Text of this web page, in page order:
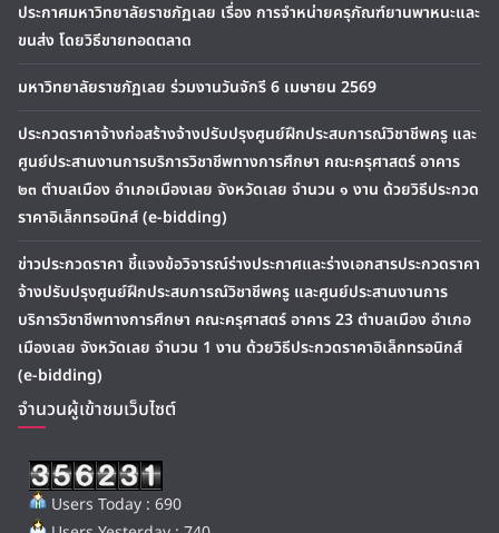
ประกาศมหาวิทยาลัยราชภัฏเลย เรื่อง การจำหน่ายครุภัณฑ์ยานพาหนะและ
ขนส่ง โดยวิธีขายทอดตลาด
มหาวิทยาลัยราชภัฏเลย ร่วมงานวันจักรี 6 เมษายน 2569
ประกวดราคาจ้างก่อสร้างจ้างปรับปรุงศูนย์ฝึกประสบการณ์วิชาชีพครู และ
ศูนย์ประสานงานการบริการวิชาชีพทางการศึกษา คณะครุศาสตร์ อาคาร
๒๓ ตำบลเมือง อำเภอเมืองเลย จังหวัดเลย จำนวน ๑ งาน ด้วยวิธีประกวด
ราคาอิเล็กทรอนิกส์ (e-bidding)
ข่าวประกวดราคา ชี้แจงข้อวิจารณ์ร่างประกาศและร่างเอกสารประกวดราคา
จ้างปรับปรุงศูนย์ฝึกประสบการณ์วิชาชีพครู และศูนย์ประสานงานการ
บริการวิชาชีพทางการศึกษา คณะครุศาสตร์ อาคาร 23 ตำบลเมือง อำเภอ
เมืองเลย จังหวัดเลย จำนวน 1 งาน ด้วยวิธีประกวดราคาอิเล็กทรอนิกส์
(e-bidding)
จำนวนผู้เข้าชมเว็บไซต์
Users Today : 690